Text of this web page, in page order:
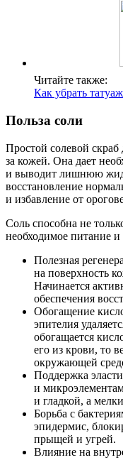
Читайте также:
Как убрать
Польза соли
Простой солевой
за кожей. Она дает
и выводит лишнюю
восстановление
и избавление от
Соль способна не
необходимое питание
Полезная
на поверхность
Начинается
обеспечения
Обогащение
эпителия
обогащается
его из крови, то
окружающей
Поддержка
и
и гладкой, а
Борьба с
эпидермис,
прыщей и угрей.
Влияние на